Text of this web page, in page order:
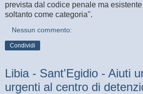
prevista dal codice penale ma
soltanto come categoria".
Nessun commento:
Condividi
Libia - Sant'Egidio - Aiuti
urgenti al centro di